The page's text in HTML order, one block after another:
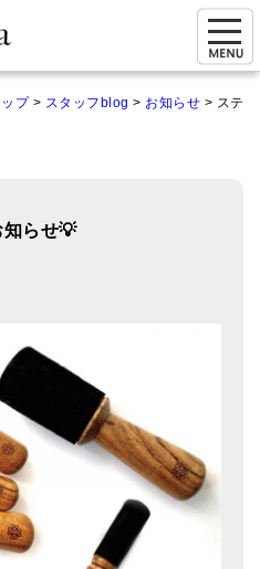
プ> スタッフblog > お知らせ > ステ
らせ💡